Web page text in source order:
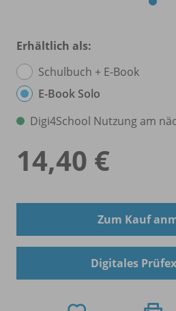
Erhältlich als:
Schulbuch + E-Book
E-Book Solo
Digi4School Nutzung am
14,40 €
Zum Kauf
Digitales